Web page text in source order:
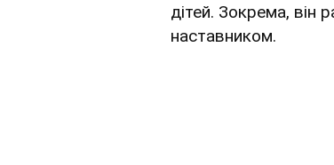
дітей. Зокрема, він
наставником.